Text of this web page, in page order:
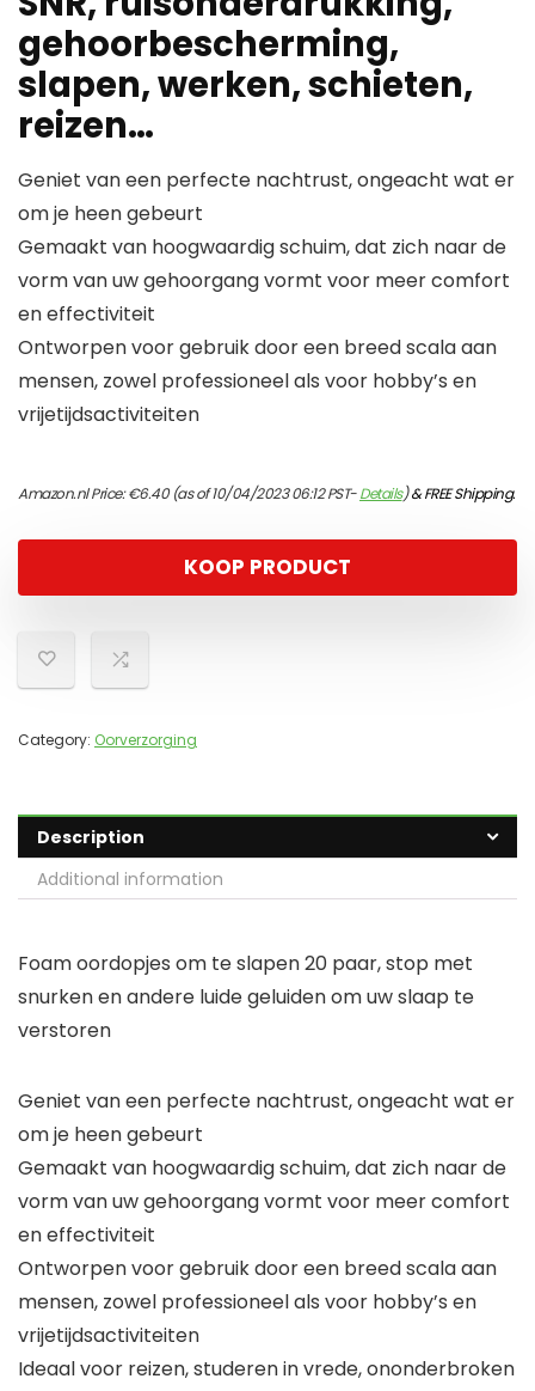
gehoorbescherming,
slapen, werken, schieten,
reizen…
Geniet van een perfecte nachtrust, ongeacht wat er
om je heen gebeurt
Gemaakt van hoogwaardig schuim, dat zich naar de
vorm van uw gehoorgang vormt voor meer comfort
en effectiviteit
Ontworpen voor gebruik door een breed scala aan
mensen, zowel professioneel als voor hobby’s en
vrijetijdsactiviteiten
Amazon.nl Price:€6.40(as of 10/04/2023 06:12 PST-Details)&FREE Shipping.
KOOP PRODUCT
Category: Oorverzorging
Description
Additional information
Foam oordopjes om te slapen 20 paar, stop met
snurken en andere luide geluiden om uw slaap te
verstoren
Geniet van een perfecte nachtrust, ongeacht wat er
om je heen gebeurt
Gemaakt van hoogwaardig schuim, dat zich naar de
vorm van uw gehoorgang vormt voor meer comfort
en effectiviteit
Ontworpen voor gebruik door een breed scala aan
mensen, zowel professioneel als voor hobby’s en
vrijetijdsactiviteiten
Ideaal voor reizen, studeren in vrede, ononderbroken